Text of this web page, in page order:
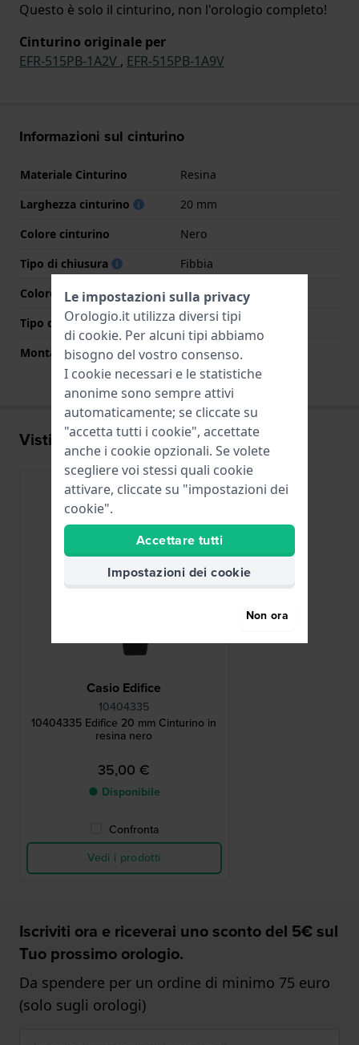
Questo è solo il cinturino, non l'orologio completo!
Cinturino originale per
EFR-515PB-1A2V , EFR-515PB-1A9V
Informazioni sul cinturino
Materiale Cinturino
Resina
Larghezza cinturino
20 mm
Colore cinturino
Nero
Tipo di chiusura
Fibbia
Colore Chiusura
Nero
Tipo di montatura
Perni a molla
Montatura dritta
No
Visti di recente
Casio Edifice
10404335
10404335 Edifice 20 mm Cinturino in
resina nero
35,00 €
● Disponibile
Confronta
Vedi i prodotti
Iscriviti ora e riceverai uno sconto del 5€ sul
Tuo prossimo orologio.
Da spendere per un ordine di minimo 75 euro
(solo sugli orologi)
Le impostazioni sulla privacy
Orologio.it utilizza diversi tipi
di cookie. Per alcuni tipi abbiamo
bisogno del vostro consenso.
I cookie necessari e le statistiche
anonime sono sempre attivi
automaticamente; se cliccate su
"accetta tutti i cookie", accettate
anche i cookie opzionali. Se volete
scegliere voi stessi quali cookie
attivare, cliccate su "impostazioni dei
cookie".
Accettare tutti
Impostazioni dei cookie
Non ora